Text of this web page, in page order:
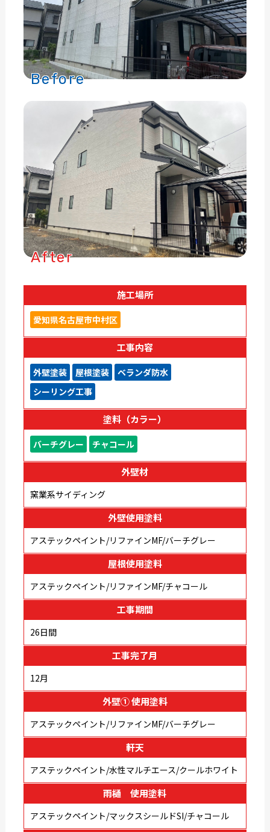
Before
After
施工場所
愛知県名古屋市中村区
工事内容
外壁塗装 屋根塗装
ベランダ防水
シーリング工事
塗料（カラー）
バーチグレー チャコール
外壁材
窯業系サイディング
外壁使用塗料
アステックペイント/リファインMF/バーチグレー
屋根使用塗料
アステックペイント/リファインMF/チャコール
工事期間
26日間
工事完了月
12月
外壁① 使用塗料
アステックペイント/リファインMF/バーチグレー
軒天
アステックペイント/水性マルチエース/クールホワイト
雨樋 使用塗料
アステックペイント/マックスシールドSI/チャコール